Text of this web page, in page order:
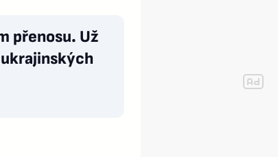
přenosu. Už